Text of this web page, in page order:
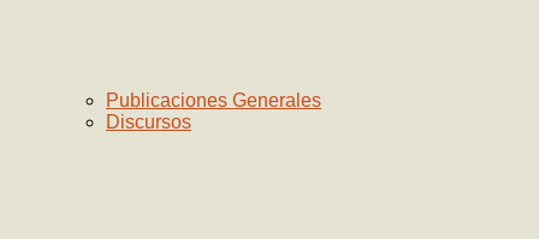
Publicaciones Generales
Discursos